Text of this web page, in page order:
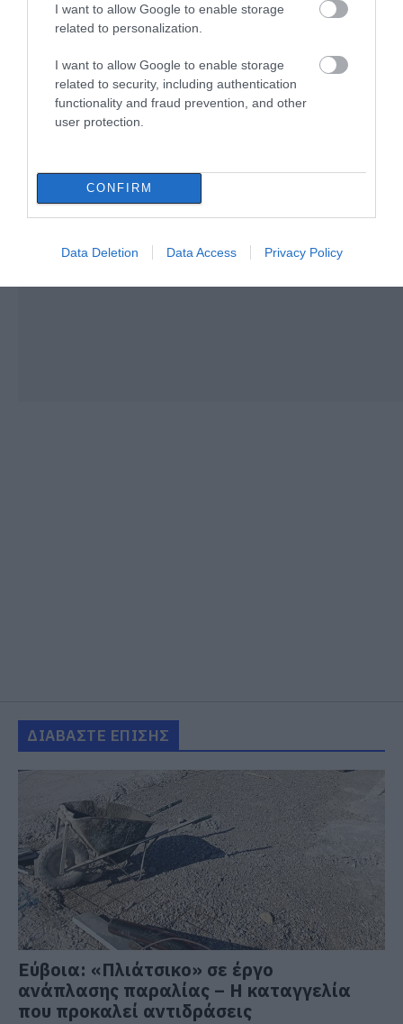
I want to allow Google to enable storage
related to personalization.
I want to allow Google to enable storage
related to security, including authentication
functionality and fraud prevention, and other
user protection.
CONFIRM
Data Deletion Data Access Privacy Policy
ΔΙΑΒΑΣΤΕ ΕΠΙΣΗΣ
Εύβοια: «Πλιάτσικο» σε έργο
ανάπλασης παραλίας – Η καταγγελία
που προκαλεί αντιδράσεις